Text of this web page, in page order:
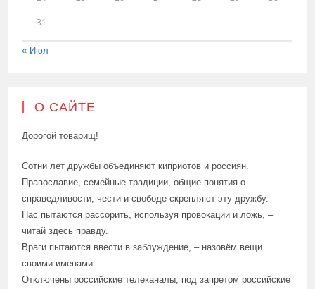
31
« Июл
О САЙТЕ
Дорогой товарищ!
Сотни лет дружбы объединяют киприотов и россиян.
Православие, семейные традиции, общие понятия о
справедливости, чести и свободе скрепляют эту дружбу.
Нас пытаются рассорить, используя провокации и ложь, –
читай здесь правду.
Враги пытаются ввести в заблуждение, – назовём вещи
своими именами.
Отключены российские телеканалы, под запретом российские